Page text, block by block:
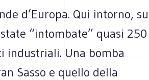
d’Europa. Qui intorno, su
“intombate” quasi 250
industriali. Una bomba
Sasso e quello della